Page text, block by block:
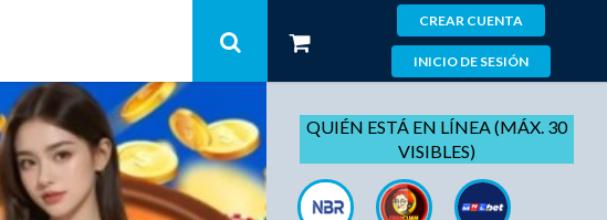
CREAR CUENTA
INICIO DE SESIÓN
QUIÉN ESTÁ EN LÍNEA (MÁX. 30
VISIBLES)